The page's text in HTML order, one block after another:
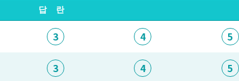
답란
3 4 5
3 4 5